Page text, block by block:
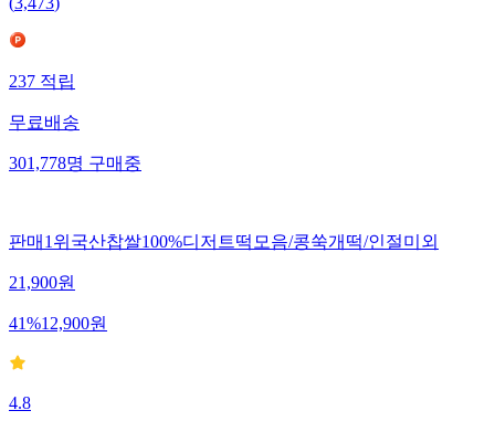
(3,473)
237적립
무료배송
301,778명구매중
판매1위국산찹쌀100%디저트떡모음/콩쑥개떡/인절미외
21,900원
41%12,900원
4.8